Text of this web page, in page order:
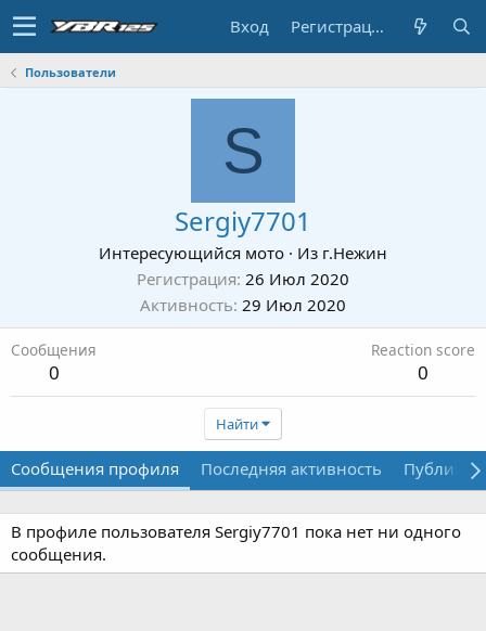
Вход Регистрация
Пользователи
S
Sergiy7701
Интересующийся мото · Из г.Нежин
Регистрация 26 Июл 2020
Активность 29 Июл 2020
Сообщения
0
Reaction score
0
Найти
Сообщения профиля Последняя активность
В профиле пользователя Sergiy7701 пока нет ни одного
сообщения.